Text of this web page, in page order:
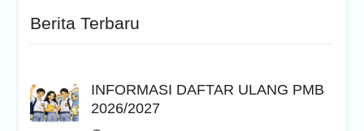
Berita Terbaru
INFORMASI DAFTAR ULANG PMB
2026/2027